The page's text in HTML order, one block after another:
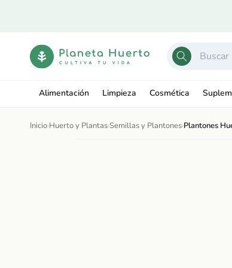
Alimentación Limpieza Cosmética
Inicio›Huerto y Plantas›Semillas y Plantones›Plantones
Ir